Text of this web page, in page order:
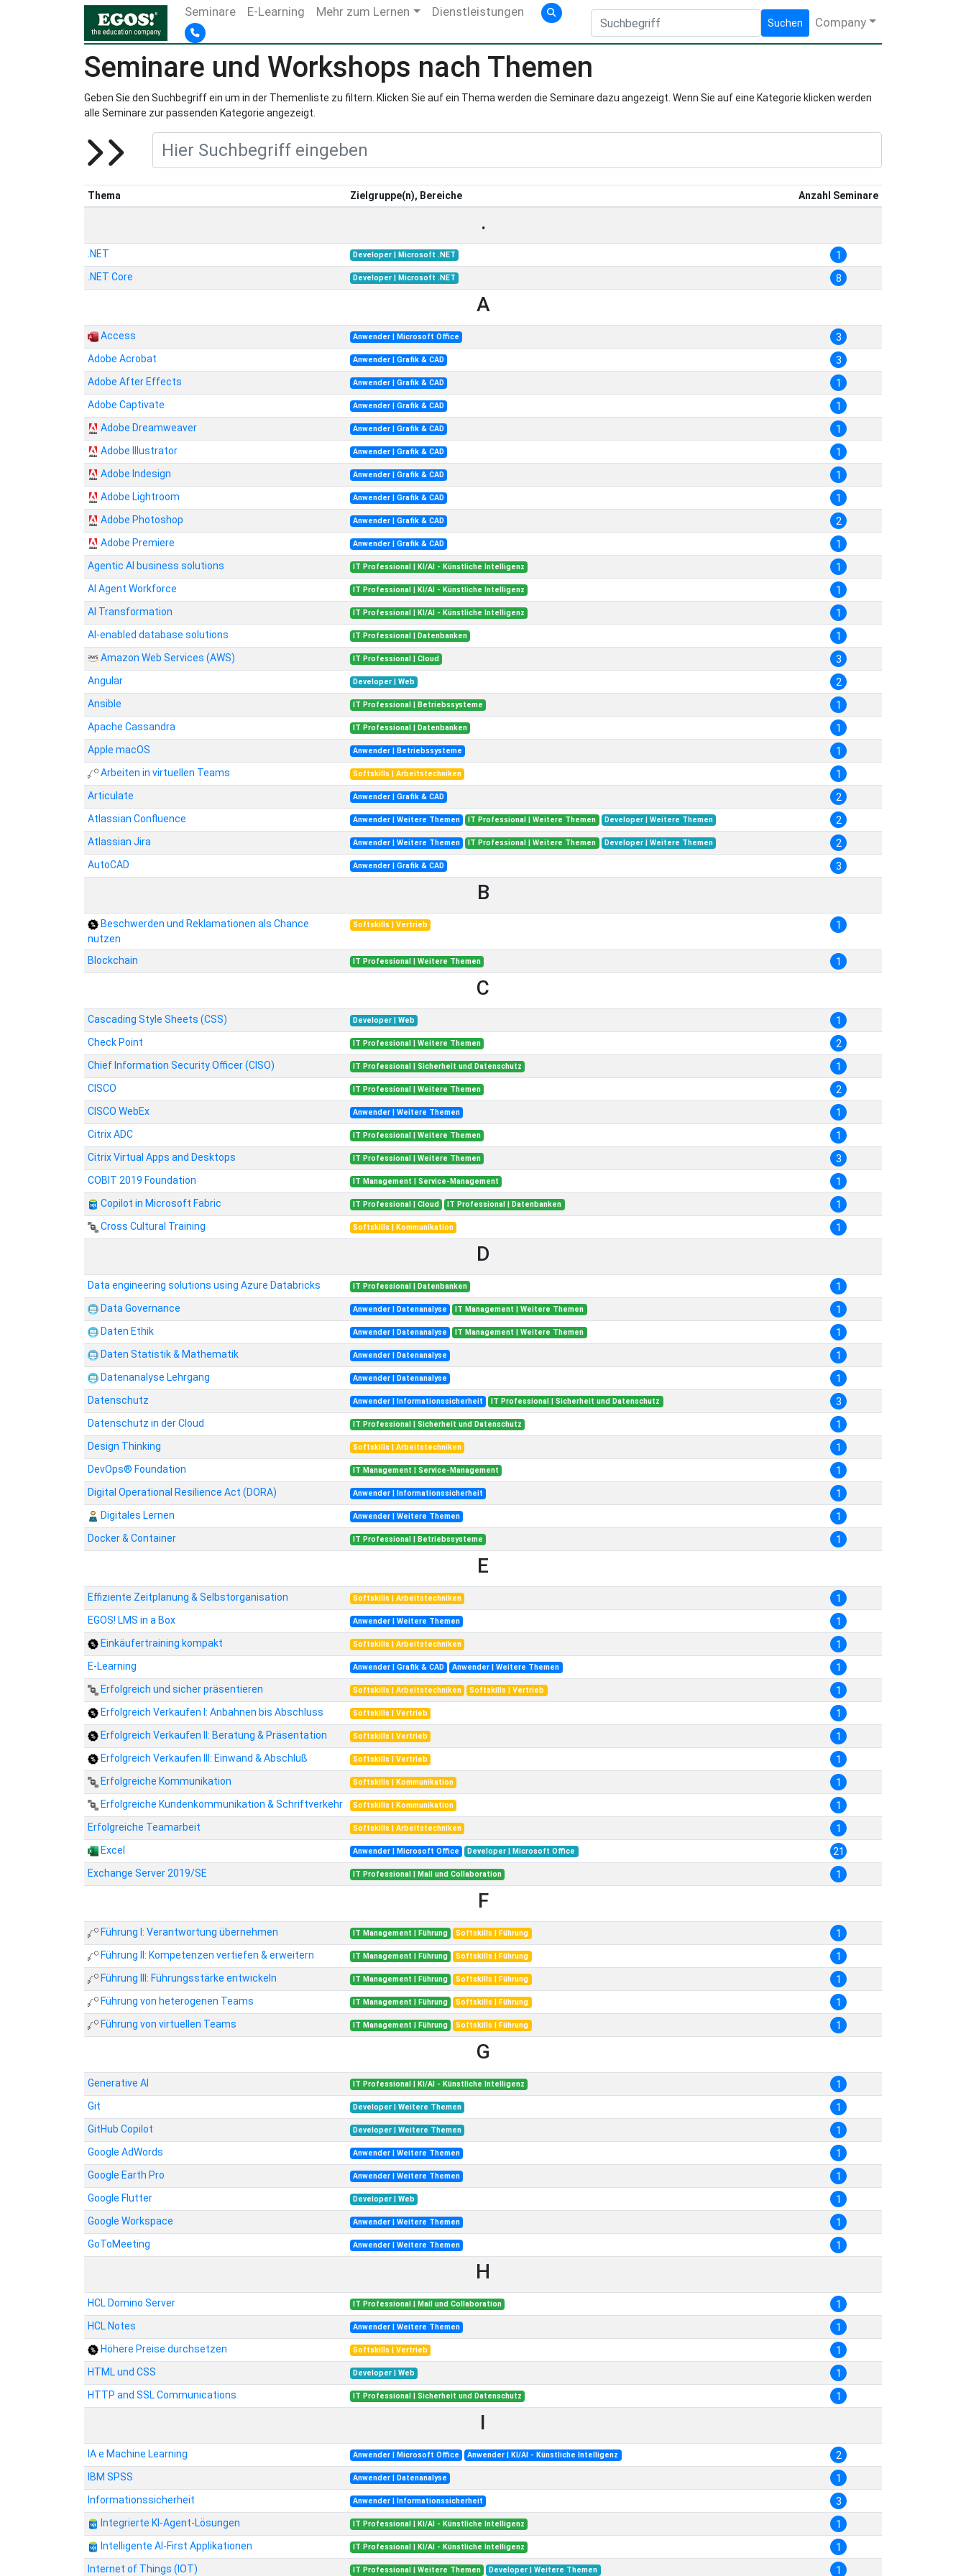
Seminare E-Learning Mehr zum Lernen Dienstleistungen
Suchen Company
Seminare und Workshops nach Themen
Geben Sie den Suchbegriff ein um in der Themenliste zu filtern. Klicken Sie auf ein Thema werden die Seminare dazu angezeigt. Wenn Sie auf eine Kategorie klicken werden
alle Seminare zur passenden Kategorie angezeigt.
Thema Zielgruppe(n), Bereiche Anzahl Seminare
.
.NET Developer | Microsoft .NET
1
.NET Core
Developer | Microsoft .NET 8
A
Access Anwender | Microsoft Office
3
Adobe Acrobat
Anwender | Grafik & CAD
3
Adobe After Effects
Anwender | Grafik & CAD
1
Adobe Captivate
Anwender | Grafik & CAD
1
Adobe Dreamweaver
Anwender | Grafik & CAD
1
Adobe Illustrator
Anwender | Grafik & CAD
1
Adobe Indesign
Anwender | Grafik & CAD
1
Adobe Lightroom
Anwender | Grafik & CAD
1
Adobe Photoshop
Anwender | Grafik & CAD
2
Adobe Premiere
Anwender | Grafik & CAD
1
Agentic AI business solutions
IT Professional | KI/AI - Künstliche Intelligenz
1
AI Agent Workforce
IT Professional | KI/AI - Künstliche Intelligenz
1
AI Transformation
IT Professional | KI/AI - Künstliche Intelligenz
1
AI-enabled database solutions
IT Professional | Datenbanken
1
Amazon Web Services (AWS)
IT Professional | Cloud
3
Angular
Developer | Web
2
Ansible
IT Professional | Betriebssysteme
1
Apache Cassandra
IT Professional | Datenbanken
1
Apple macOS
Anwender | Betriebssysteme
1
Arbeiten in virtuellen Teams
Softskills | Arbeitstechniken
1
Articulate
Anwender | Grafik & CAD
2
Atlassian Confluence
Anwender | Weitere Themen IT Professional | Weitere Themen Developer | Weitere Themen
2
Atlassian Jira
Anwender | Weitere Themen IT Professional | Weitere Themen Developer | Weitere Themen
2
AutoCAD
Anwender | Grafik & CAD 3
B
Beschwerden und Reklamationen als Chance
nutzen
Softskills | Vertrieb 1
Blockchain IT Professional | Weitere Themen 1
C
Cascading Style Sheets (CSS) Developer | Web
1
Check Point
IT Professional | Weitere Themen
2
Chief Information Security Officer (CISO)
IT Professional | Sicherheit und Datenschutz
1
CISCO
IT Professional | Weitere Themen
2
CISCO WebEx
Anwender | Weitere Themen
1
Citrix ADC
IT Professional | Weitere Themen
1
Citrix Virtual Apps and Desktops
IT Professional | Weitere Themen
3
COBIT 2019 Foundation
IT Management | Service-Management
1
Copilot in Microsoft Fabric
IT Professional | Cloud IT Professional | Datenbanken
1
Cross Cultural Training
Softskills | Kommunikation 1
D
Data engineering solutions using Azure Databricks IT Professional | Datenbanken
1
Data Governance
Anwender | Datenanalyse IT Management | Weitere Themen
1
Daten Ethik
Anwender | Datenanalyse IT Management | Weitere Themen
1
Daten Statistik & Mathematik
Anwender | Datenanalyse
1
Datenanalyse Lehrgang
Anwender | Datenanalyse
1
Datenschutz
Anwender | Informationssicherheit IT Professional | Sicherheit und Datenschutz
3
Datenschutz in der Cloud
IT Professional | Sicherheit und Datenschutz
1
Design Thinking
Softskills | Arbeitstechniken
1
DevOps® Foundation
IT Management | Service-Management
1
Digital Operational Resilience Act (DORA)
Anwender | Informationssicherheit
1
Digitales Lernen
Anwender | Weitere Themen
1
Docker & Container
IT Professional | Betriebssysteme 1
E
Effiziente Zeitplanung & Selbstorganisation Softskills | Arbeitstechniken
1
EGOS! LMS in a Box
Anwender | Weitere Themen
1
Einkäufertraining kompakt
Softskills | Arbeitstechniken
1
E-Learning
Anwender | Grafik & CAD Anwender | Weitere Themen
1
Erfolgreich und sicher präsentieren
Softskills | Arbeitstechniken Softskills | Vertrieb
1
Erfolgreich Verkaufen I: Anbahnen bis Abschluss
Softskills | Vertrieb
1
Erfolgreich Verkaufen II: Beratung & Präsentation
Softskills | Vertrieb
1
Erfolgreich Verkaufen III: Einwand & Abschluß
Softskills | Vertrieb
1
Erfolgreiche Kommunikation
Softskills | Kommunikation
1
Erfolgreiche Kundenkommunikation & Schriftverkehr
Softskills | Kommunikation
1
Erfolgreiche Teamarbeit
Softskills | Arbeitstechniken
1
Excel
Anwender | Microsoft Office Developer | Microsoft Office
21
Exchange Server 2019/SE
IT Professional | Mail und Collaboration 1
F
Führung I: Verantwortung übernehmen IT Management | Führung Softskills | Führung
1
Führung II: Kompetenzen vertiefen & erweitern
IT Management | Führung Softskills | Führung
1
Führung III: Führungsstärke entwickeln
IT Management | Führung Softskills | Führung
1
Führung von heterogenen Teams
IT Management | Führung Softskills | Führung
1
Führung von virtuellen Teams
IT Management | Führung Softskills | Führung 1
G
Generative AI IT Professional | KI/AI - Künstliche Intelligenz
1
Git
Developer | Weitere Themen
1
GitHub Copilot
Developer | Weitere Themen
1
Google AdWords
Anwender | Weitere Themen
1
Google Earth Pro
Anwender | Weitere Themen
1
Google Flutter
Developer | Web
1
Google Workspace
Anwender | Weitere Themen
1
GoToMeeting
Anwender | Weitere Themen 1
H
HCL Domino Server IT Professional | Mail und Collaboration
1
HCL Notes
Anwender | Weitere Themen
1
Höhere Preise durchsetzen
Softskills | Vertrieb
1
HTML und CSS
Developer | Web
1
HTTP and SSL Communications
IT Professional | Sicherheit und Datenschutz 1
I
IA e Machine Learning Anwender | Microsoft Office Anwender | KI/AI - Künstliche Intelligenz
2
IBM SPSS
Anwender | Datenanalyse
1
Informationssicherheit
Anwender | Informationssicherheit
3
Integrierte KI-Agent-Lösungen
IT Professional | KI/AI - Künstliche Intelligenz
1
Intelligente AI-First Applikationen
IT Professional | KI/AI - Künstliche Intelligenz
1
Internet of Things (IOT)
IT Professional | Weitere Themen Developer | Weitere Themen 1